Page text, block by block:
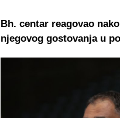
Bh. centar reagovao
njegovog gostovanja u